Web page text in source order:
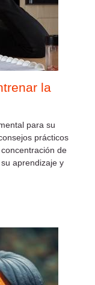
la
para su
prácticos
de
aprendizaje y